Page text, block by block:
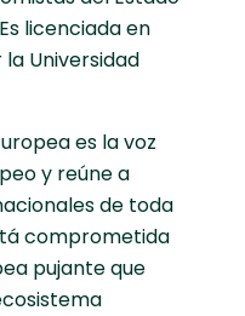
licenciada en
Universidad
es la voz
y reúne a
de toda
comprometida
pujante que